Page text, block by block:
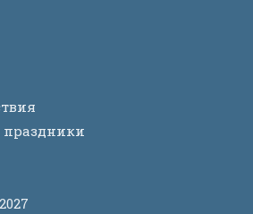
праздники